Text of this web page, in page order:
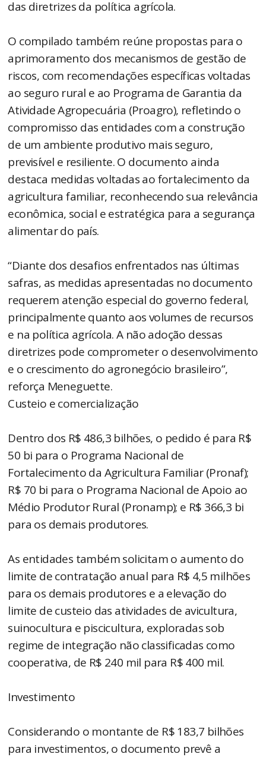
das diretrizes da política agrícola.
O compilado também reúne propostas para o
aprimoramento dos mecanismos de gestão de
riscos, com recomendações específicas voltadas
ao seguro rural e ao Programa de Garantia da
Atividade Agropecuária (Proagro), refletindo o
compromisso das entidades com a construção
de um ambiente produtivo mais seguro,
previsível e resiliente. O documento ainda
destaca medidas voltadas ao fortalecimento da
agricultura familiar, reconhecendo sua relevância
econômica, social e estratégica para a segurança
alimentar do país.
“Diante dos desafios enfrentados nas últimas
safras, as medidas apresentadas no documento
requerem atenção especial do governo federal,
principalmente quanto aos volumes de recursos
e na política agrícola. A não adoção dessas
diretrizes pode comprometer o desenvolvimento
e o crescimento do agronegócio brasileiro”,
reforça Meneguette.
Custeio e comercialização
Dentro dos R$ 486,3 bilhões, o pedido é para R$
50 bi para o Programa Nacional de
Fortalecimento da Agricultura Familiar (Pronaf);
R$ 70 bi para o Programa Nacional de Apoio ao
Médio Produtor Rural (Pronamp); e R$ 366,3 bi
para os demais produtores.
As entidades também solicitam o aumento do
limite de contratação anual para R$ 4,5 milhões
para os demais produtores e a elevação do
limite de custeio das atividades de avicultura,
suinocultura e piscicultura, exploradas sob
regime de integração não classificadas como
cooperativa, de R$ 240 mil para R$ 400 mil.
Investimento
Considerando o montante de R$ 183,7 bilhões
para investimentos, o documento prevê a